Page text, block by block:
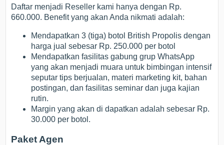
Daftar menjadi Reseller kami hanya dengan Rp.
660.000. Benefit yang akan Anda nikmati adalah:
Mendapatkan 3 (tiga) botol British Propolis dengan
harga jual sebesar Rp. 250.000 per botol
Mendapatkan fasilitas gabung grup WhatsApp
yang akan menjadi muara untuk bimbingan intensif
seputar tips berjualan, materi marketing kit, bahan
postingan, dan fasilitas seminar dan juga kajian
rutin.
Margin yang akan di dapatkan adalah sebesar Rp.
30.000 per botol.
Paket Agen